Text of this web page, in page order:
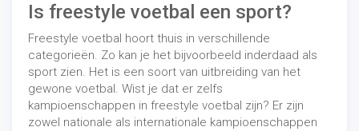
Is freestyle voetbal een sport?
Freestyle voetbal hoort thuis in verschillende
categorieën. Zo kan je het bijvoorbeeld inderdaad als
sport zien. Het is een soort van uitbreiding van het
gewone voetbal. Wist je dat er zelfs
kampioenschappen in freestyle voetbal zijn? Er zijn
zowel nationale als internationale kampioenschappen